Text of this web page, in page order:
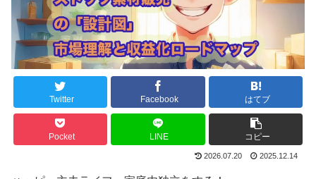
Twitter Facebook はてブ
Pocket LINE コピー
2026.07.20 2025.12.14